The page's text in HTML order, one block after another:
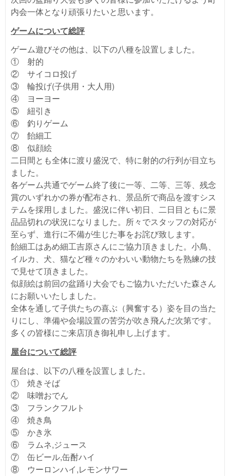
内会一体となり頑張りたいと思います。
ゲームについて総評
ゲーム遊びその他は、以下の八種を設置しました。
① 射的
② サイコロ投げ
③ 輪投げ(子供用・大人用)
④ ヨーヨー
⑤ 紐引き
⑥ 釣りゲーム
⑦ 飴細工
⑧ 似顔絵
二日間とも全体に渡り盛況で、特に射的の行列が目立ち
ました。
各ゲーム共通でゲーム終了後に一等、二等、三等、残念
賞のいずれかの券が配布され、景品所で商品を渡すシス
テムを採用しました。盛況に伴い初日、二日目ともに景
品品切れの状況になりました。所々でスタッフの対応が
至らず、進行に不備が生じた事をお詫び致します。
飴細工はあめ細工吉原さんにご協力頂きました。小鳥、
イルカ、犬、猫など種々のかわいい動物たちを熟練の技
で見せて頂きました。
似顔絵は前回の盆踊り大会でもご協力いただいた森さん
にお願いいたしました。
全体を通して子供たちの喜ぶ（興奮する）姿を目の当た
りにし、準備や会場設置の苦労が吹き飛んだ次第です。
多くの皆様にご来店頂き御礼申し上げます。
屋台について総評
屋台は、以下の八種を設置しました。
① 焼きそば
② 味噌おでん
③ フランクフルト
④ 焼き鳥
⑤ かき氷
⑥ ラムネ,ジュース
⑦ 缶ビール,缶酎ハイ
⑧ ウーロンハイ,レモンサワー